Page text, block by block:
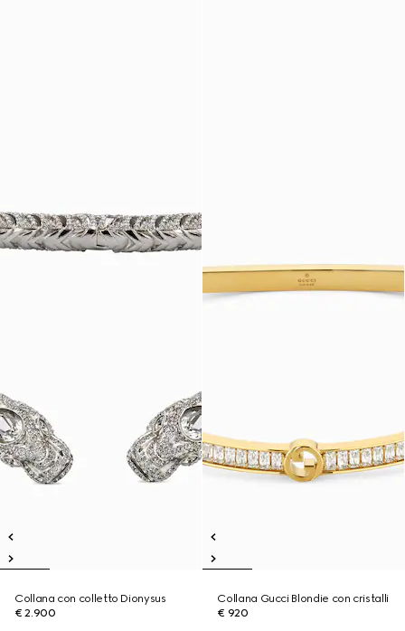
Collana con colletto Dionysus
€ 2.900
Collana Gucci Blondie con cristalli
€ 920